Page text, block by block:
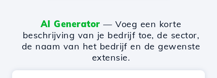
AI Generator — Voeg een korte
beschrijving van je bedrijf toe, de sector,
de naam van het bedrijf en de gewenste
extensie.